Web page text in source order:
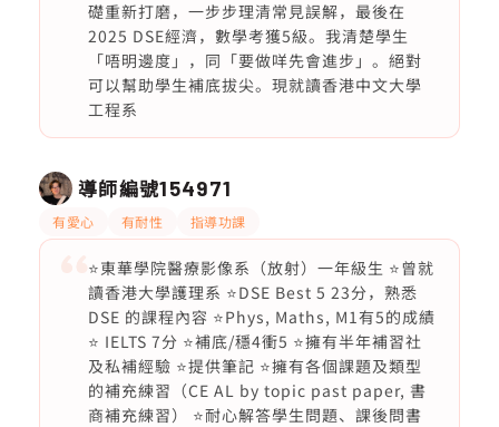
礎重新打磨，一步步理清常見誤解，最後在
2025 DSE經濟，數學考獲5級。我清楚學生
「唔明邊度」，同「要做咩先會進步」。絕對
可以幫助學生補底拔尖。現就讀香港中文大學
工程系
導師編號154971
有愛心 有耐性 指導功課
⭐️東華學院醫療影像系（放射）一年級生 ⭐曾就
讀香港大學護理系 ⭐️DSE Best 5 23分，熟悉
DSE 的課程內容 ⭐️Phys, Maths, M1有5的成績
⭐ IELTS 7分 ⭐️補底/穩4衝5 ⭐️擁有半年補習社
及私補經驗 ⭐️提供筆記 ⭐️擁有各個課題及類型
的補充練習（CE AL by topic past paper, 書
商補充練習） ⭐️耐心解答學生問題、課後問書